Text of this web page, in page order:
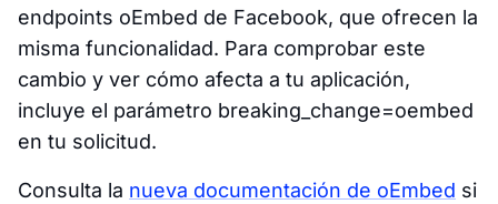
endpoints oEmbed de Facebook, que ofrecen la
misma funcionalidad. Para comprobar este
cambio y ver cómo afecta a tu aplicación,
incluye el parámetro breaking_change=oembed
en tu solicitud.
Consulta la nueva documentación de oEmbed si